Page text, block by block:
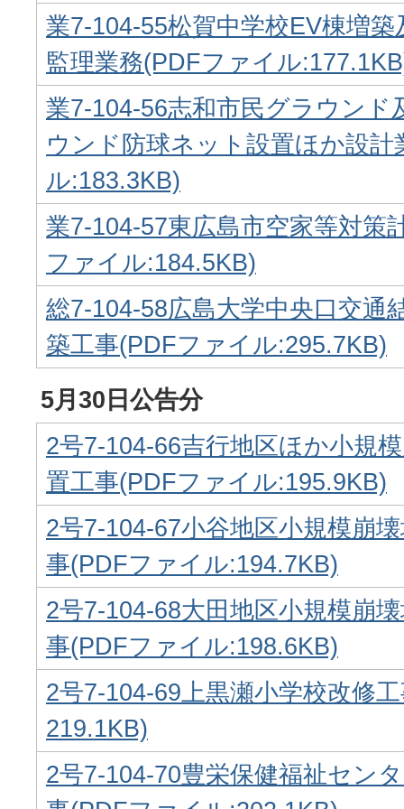
業7-104-55松賀中学校EV棟増
監理業務(PDFファイル
業7-104-56志和市民グラウンド
ウンド防球ネット設置ほか設
ル:183.3KB)
業7-104-57東広島市空家等対策
ファイル:184.5KB)
総7-104-58広島大学中央口交通
築工事(PDFファイル:295.7KB)
5月30日公告分
2号7-104-66吉行地区ほか小規
置工事(PDFファイル:195.9KB)
2号7-104-67小谷地区小規模崩
事(PDFファイル:194.7KB)
2号7-104-68大田地区小規模崩
事(PDFファイル:198.6KB)
2号7-104-69上黒瀬小学校改修
219.1KB)
2号7-104-70豊栄保健福祉セン